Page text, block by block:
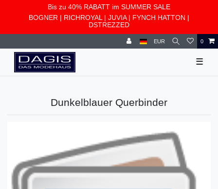
Bis zu 40% RABATT im SUMMER SALE
BOGNER | RICHROYAL | JUVIA| FYNCH HATTON |
DSTREZZED
EUR 0
☰
Dunkelblauer Querbinder